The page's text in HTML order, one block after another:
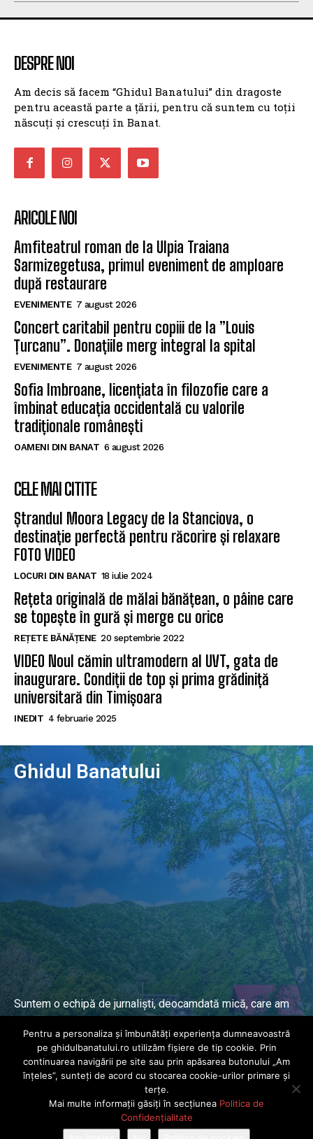
DESPRE NOI
Am decis să facem “Ghidul Banatului” din dragoste
pentru această parte a țării, pentru că suntem cu toții
născuți și crescuți în Banat.
ARICOLE NOI
Amfiteatrul roman de la Ulpia Traiana
Sarmizegetusa, primul eveniment de amploare
după restaurare
EVENIMENTE 7 august 2026
Concert caritabil pentru copiii de la ”Louis
Țurcanu”. Donațiile merg integral la spital
EVENIMENTE 7 august 2026
Sofia Imbroane, licențiata în filozofie care a
îmbinat educația occidentală cu valorile
tradiționale românești
OAMENI DIN BANAT 6 august 2026
CELE MAI CITITE
Ștrandul Moora Legacy de la Stanciova, o
destinație perfectă pentru răcorire și relaxare
FOTO VIDEO
LOCURI DIN BANAT 18 iulie 2024
Rețeta originală de mălai bănățean, o pâine care
se topește în gură și merge cu orice
REȚETE BĂNĂȚENE 20 septembrie 2022
VIDEO Noul cămin ultramodern al UVT, gata de
inaugurare. Condiții de top și prima grădiniță
universitară din Timișoara
INEDIT 4 februarie 2025
Ghidul Banatului
Suntem o echipă de jurnaliști, deocamdată mică, care am
ani.
© Ghidul Banatului 2025. Toate drepturile rezervate · Dezvoltat de
Power Media FX
Pentru a personaliza și îmbunătăți experiența dumneavoastră
pe ghidulbanatului.ro utilizăm fișiere de tip cookie. Prin
continuarea navigării pe site sau prin apăsarea butonului „Am
înțeles”, sunteți de acord cu stocarea cookie-urilor primare și
terțe.
Mai multe informații găsiți în secțiunea Politica de
Confidențialitate